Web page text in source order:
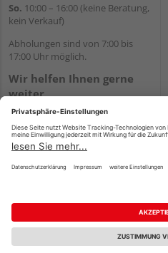
So. 10:00 – 16:00 (keine Beratung,
kein Verkauf)
Abholungen sind von 7:00 bis
17:00 Uhr möglich.
Wir helfen Ihnen gerne
weiter
Tel.:+49 2462 99099
WhatsApp
Impressum AGB
Reservierungsbedingungen